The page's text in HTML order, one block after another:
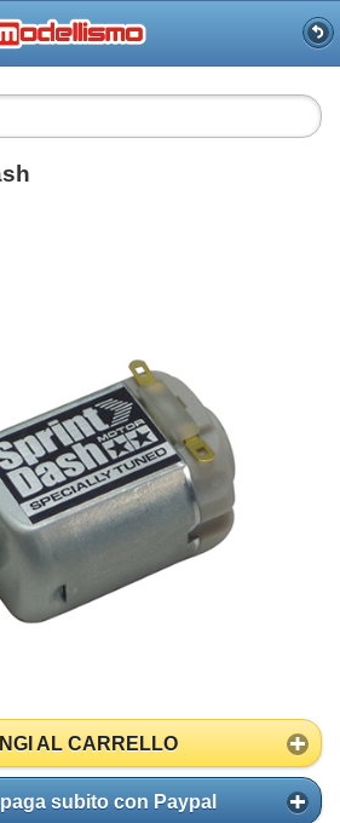
AL CARRELLO
subito con Paypal